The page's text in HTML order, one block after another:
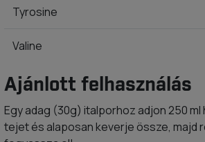
Tyrosine
Valine
Ajánlott felhasználás
Egy adag (30g) italporhoz adjon 250 ml
tejet és alaposan keverje össze, majd